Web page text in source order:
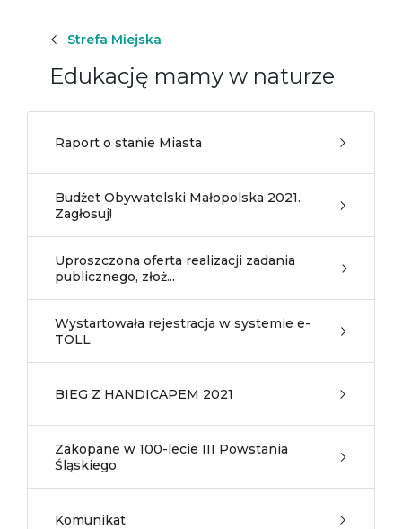
Strefa Miejska
Edukację mamy w naturze
Raport o stanie Miasta
Budżet Obywatelski Małopolska 2021.
Zagłosuj!
Uproszczona oferta realizacji zadania
publicznego, złoż...
Wystartowała rejestracja w systemie e-
TOLL
BIEG Z HANDICAPEM 2021
Zakopane w 100-lecie III Powstania
Śląskiego
Komunikat